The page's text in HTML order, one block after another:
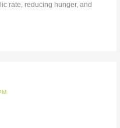
rate, reducing hunger, and